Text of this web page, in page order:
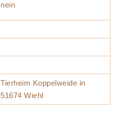
nein
Tierheim Koppelweide in
51674 Wiehl